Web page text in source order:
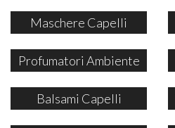
Maschere Capelli
Profumatori Ambiente
Balsami Capelli